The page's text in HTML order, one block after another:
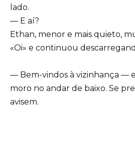
lado.
— E aí?
Ethan, menor e mais quieto,
«Oi» e continuou
— Bem-vindos à vizinhança —
moro no andar de baixo. Se
avisem.